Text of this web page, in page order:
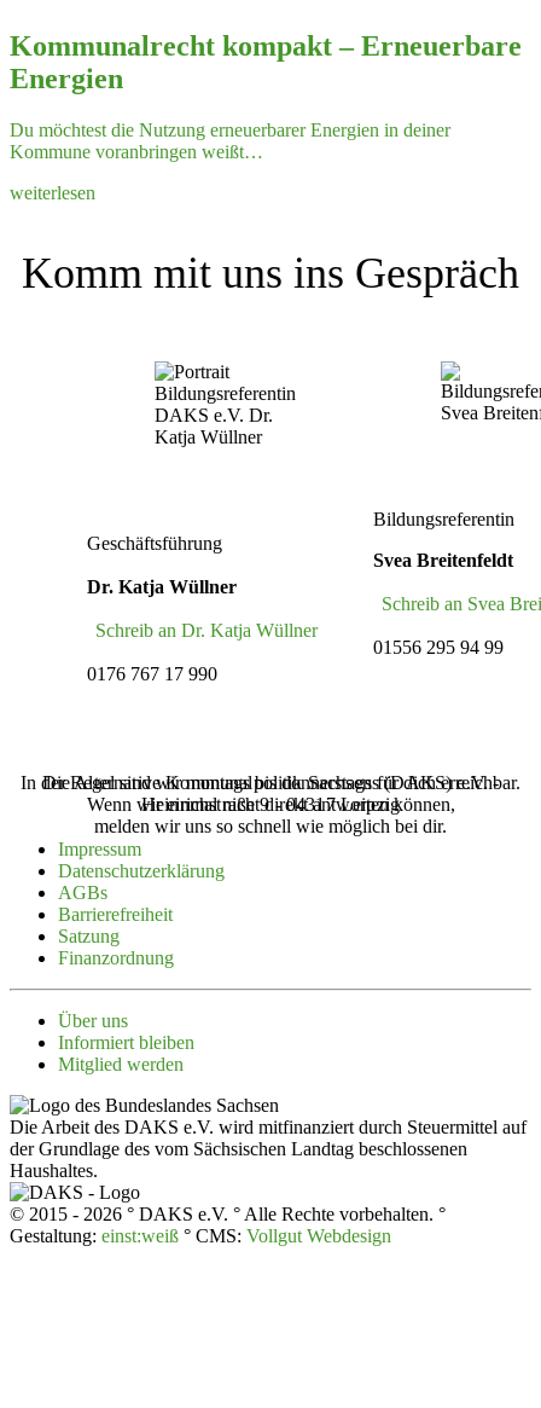
Kommu­nal­recht kompakt – Erneu­erbare
Energien
Du möchtest die Nutzung erneu­er­barer Energien in deiner
Kommune voran­bringen weißt…
weiterlesen
Komm mit uns ins Gespräch
Geschäftsführung
Dr. Katja Wüllner
Schreib an Dr. Katja Wüllner
0176 767 17 990
Bildungsreferentin
Svea Breitenfeldt
Schreib an Svea
01556 295 94 99
Die Alternative Kommunalpolitik Sachsens (‌DAKS‌) e.V. -
Heinrichstraße 9 - 04317 Leipzig
In der Regel sind wir montags bis donnerstags für dich erreichbar.
Wenn wir einmal nicht direkt antworten können,
melden wir uns so schnell wie möglich bei dir.
Impressum
Daten­schutz­er­klärung
AGBs
Barrie­re­freiheit
Satzung
Finanz­ordnung
Über uns
Infor­miert bleiben
Mitglied werden
Die Arbeit des DAKS e.V. wird mitfinanziert durch Steuermittel auf
der Grundlage des vom Sächsischen Landtag beschlossenen
Haushaltes.
© 2015 - 2026 ° DAKS e.V. ° Alle Rechte vorbehalten. °
Gestaltung: einst:weiß ° CMS: Vollgut Webdesign